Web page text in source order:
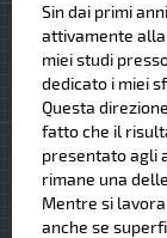
Sin dai primi
attivamente
miei studi
dedicato i miei
Questa
fatto che il
presentato agli
rimane una
Mentre si
anche se